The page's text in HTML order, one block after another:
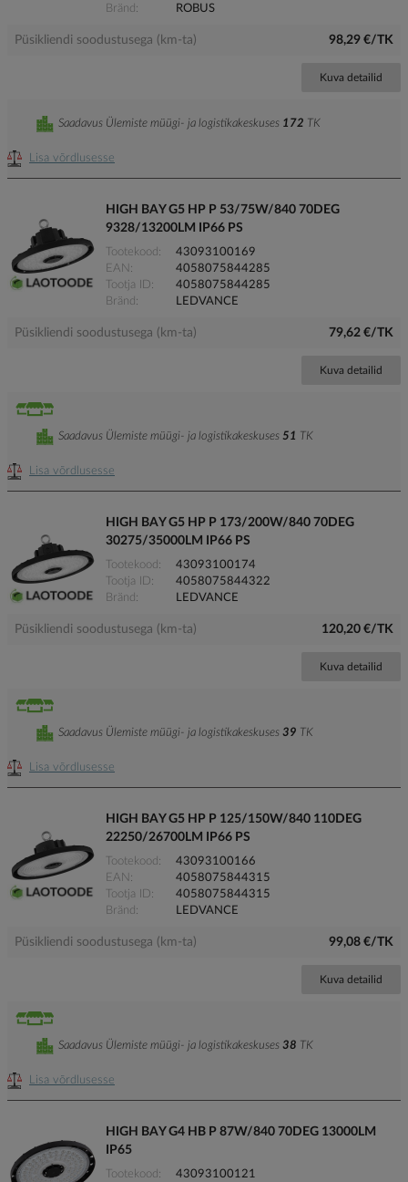
Bränd
ROBUS
Püsikliendi soodustusega (km-ta) 98,29 €/TK
Kuva detailid
Lisa võrdlusesse
Saadavus Ülemiste müügi- ja logistikakeskuses 172 TK
HIGH BAY G5 HP P 53/75W/840 70DEG
9328/13200LM IP66 PS
Tootekood
43093100169
EAN
4058075844285
Tootja ID
4058075844285
Bränd
LEDVANCE
Püsikliendi soodustusega (km-ta) 79,62 €/TK
Kuva detailid
Lisa võrdlusesse
Saadavus Ülemiste müügi- ja logistikakeskuses 51 TK
HIGH BAY G5 HP P 173/200W/840 70DEG
30275/35000LM IP66 PS
Tootekood
43093100174
Tootja ID
4058075844322
Bränd
LEDVANCE
Püsikliendi soodustusega (km-ta) 120,20 €/TK
Kuva detailid
Lisa võrdlusesse
Saadavus Ülemiste müügi- ja logistikakeskuses 39 TK
HIGH BAY G5 HP P 125/150W/840 110DEG
22250/26700LM IP66 PS
Tootekood
43093100166
EAN
4058075844315
Tootja ID
4058075844315
Bränd
LEDVANCE
Püsikliendi soodustusega (km-ta) 99,08 €/TK
Kuva detailid
Lisa võrdlusesse
Saadavus Ülemiste müügi- ja logistikakeskuses 38 TK
HIGH BAY G4 HB P 87W/840 70DEG 13000LM
IP65
Tootekood
43093100121